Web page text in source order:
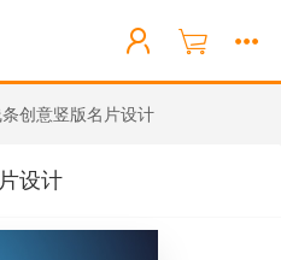
创意竖版名片设计
设计